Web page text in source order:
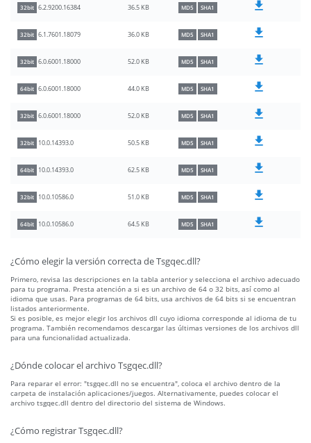
32bit 6.2.9200.16384 36.5 KB MD5 SHA1
32bit 6.1.7601.18079 36.0 KB MD5 SHA1
32bit 6.0.6001.18000 52.0 KB MD5 SHA1
64bit 6.0.6001.18000 44.0 KB MD5 SHA1
32bit 6.0.6001.18000 52.0 KB MD5 SHA1
32bit 10.0.14393.0 50.5 KB MD5 SHA1
64bit 10.0.14393.0 62.5 KB MD5 SHA1
32bit 10.0.10586.0 51.0 KB MD5 SHA1
64bit 10.0.10586.0 64.5 KB MD5 SHA1
¿Cómo elegir la versión correcta de Tsgqec.dll?
Primero, revisa las descripciones en la tabla anterior y selecciona el archivo adecuado
para tu programa. Presta atención a si es un archivo de 64 o 32 bits, así como al
idioma que usas. Para programas de 64 bits, usa archivos de 64 bits si se encuentran
listados anteriormente.
Si es posible, es mejor elegir los archivos dll cuyo idioma corresponde al idioma de tu
programa. También recomendamos descargar las últimas versiones de los archivos dll
para una funcionalidad actualizada.
¿Dónde colocar el archivo Tsgqec.dll?
Para reparar el error: "tsgqec.dll no se encuentra", coloca el archivo dentro de la
carpeta de instalación aplicaciones/juegos. Alternativamente, puedes colocar el
archivo tsgqec.dll dentro del directorio del sistema de Windows.
¿Cómo registrar Tsgqec.dll?